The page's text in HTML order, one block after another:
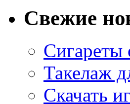
Свежие
Сигареты
Такелаж
Скачать